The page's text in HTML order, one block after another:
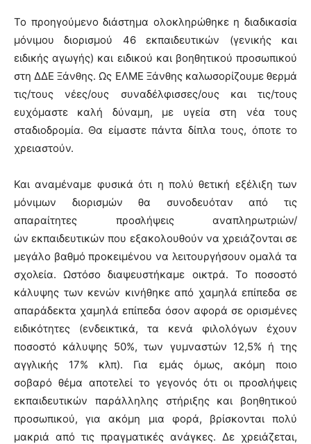
Το προηγούμενο διάστημα ολοκληρώθηκε η διαδικασία
μόνιμου διορισμού 46 εκπαιδευτικών (γενικής και
ειδικής αγωγής) και ειδικού και βοηθητικού προσωπικού
στη ΔΔΕ Ξάνθης. Ως ΕΛΜΕ Ξάνθης καλωσορίζουμε θερμά
τις/τους νέες/ους συναδέλφισσες/ους και τις/τους
ευχόμαστε καλή δύναμη, με υγεία στη νέα τους
σταδιοδρομία. Θα είμαστε πάντα δίπλα τους, όποτε το
χρειαστούν.
Και αναμέναμε φυσικά ότι η πολύ θετική εξέλιξη των
μόνιμων διορισμών θα συνοδευόταν από τις
απαραίτητες προσλήψεις αναπληρωτριών/
ών εκπαιδευτικών που εξακολουθούν να χρειάζονται σε
μεγάλο βαθμό προκειμένου να λειτουργήσουν ομαλά τα
σχολεία. Ωστόσο διαψευστήκαμε οικτρά. Το ποσοστό
κάλυψης των κενών κινήθηκε από χαμηλά επίπεδα σε
απαράδεκτα χαμηλά επίπεδα όσον αφορά σε ορισμένες
ειδικότητες (ενδεικτικά, τα κενά φιλολόγων έχουν
ποσοστό κάλυψης 50%, των γυμναστών 12,5% ή της
αγγλικής 17% κλπ). Για εμάς όμως, ακόμη ποιο
σοβαρό θέμα αποτελεί το γεγονός ότι οι προσλήψεις
εκπαιδευτικών παράλληλης στήριξης και βοηθητικού
προσωπικού, για ακόμη μια φορά, βρίσκονται πολύ
μακριά από τις πραγματικές ανάγκες. Δε χρειάζεται,